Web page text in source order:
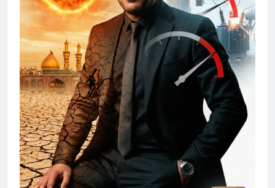
6 ساعات Ago
تجيك المنية
6 ساعات Ago